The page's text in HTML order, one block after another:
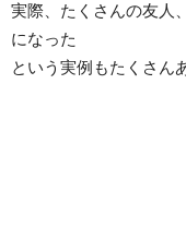
実際、たくさんの友人
になった
という実例もたくさん